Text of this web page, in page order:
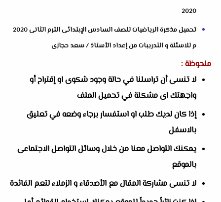
2020
تحميل مذكرة الرياضيات للصف السادس الإبتدائى الترم الثانى 2020
م للاسئلة و التدريبات من إعداد الأستاذ / سعد حجازى
ملحوظة :
لا تنسى أن تراسلنا في حالة وجود شكوى او إقتراح أو
واجهتك اى مشكلة في تحميل الملف
إذا كان لديك طلب او استفسار برجاء وضعه في تعليق
بالاسفل
يمكنك التواصل معنا من خلال وسائل التواصل الاجتماعى
بالموقع
لا تنسى مشاركة المقال مع الأصدقاء و الزملاء لتعم الفائدة